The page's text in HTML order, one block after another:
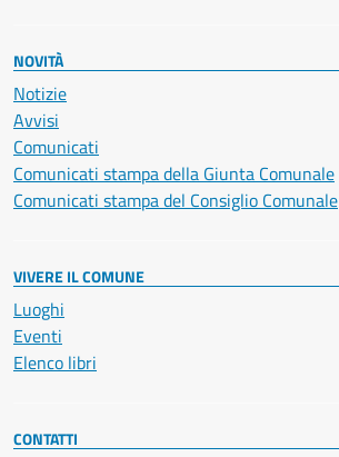
NOVITÀ
Notizie
Avvisi
Comunicati
Comunicati stampa della Giunta Comunale
Comunicati stampa del Consiglio Comunale
VIVERE IL COMUNE
Luoghi
Eventi
Elenco libri
CONTATTI